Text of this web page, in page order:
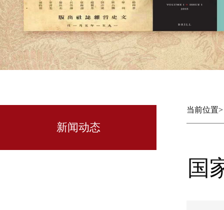
新闻动态
当前位置
国